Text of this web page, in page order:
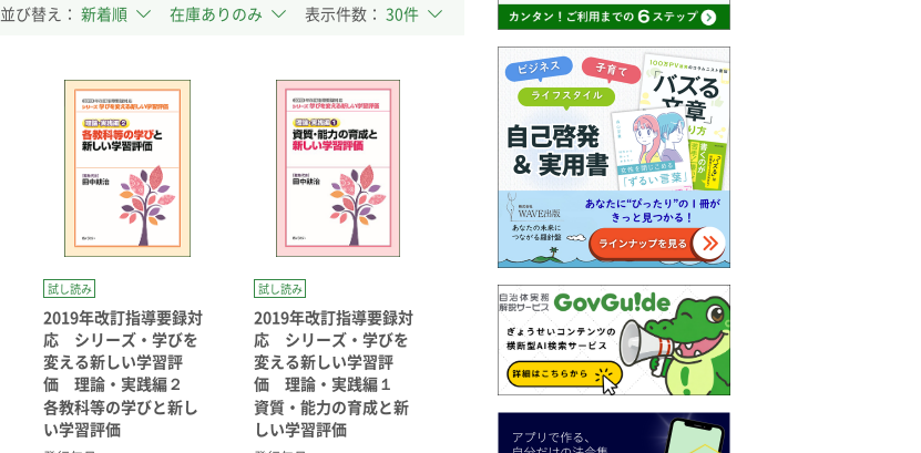
並び替え： 表示件数：
試し読み
2019年改訂指導要録対
応 シリーズ・学びを
変える新しい学習評
価 理論・実践編２
各教科等の学びと新し
い学習評価
試し読み
2019年改訂指導要録対
応 シリーズ・学びを
変える新しい学習評
価 理論・実践編１
資質・能力の育成と新
しい学習評価